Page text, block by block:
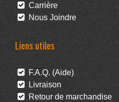
Carrière
Nous Joindre
Liens utiles
F.A.Q. (Aide)
Livraison
Retour de marchandise